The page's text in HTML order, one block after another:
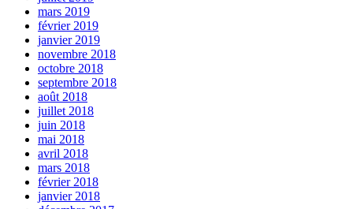
mars 2019
février 2019
janvier 2019
novembre 2018
octobre 2018
septembre 2018
août 2018
juillet 2018
juin 2018
mai 2018
avril 2018
mars 2018
février 2018
janvier 2018